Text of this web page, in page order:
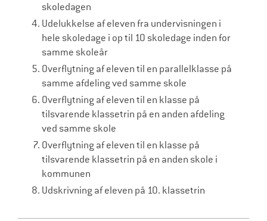
skoledagen
Udelukkelse af eleven fra undervisningen i
hele skoledage i op til 10 skoledage inden for
samme skoleår
Overflytning af eleven til en parallelklasse på
samme afdeling ved samme skole
Overflytning af eleven til en klasse på
tilsvarende klassetrin på en anden afdeling
ved samme skole
Overflytning af eleven til en klasse på
tilsvarende klassetrin på en anden skole i
kommunen
Udskrivning af eleven på 10. klassetrin